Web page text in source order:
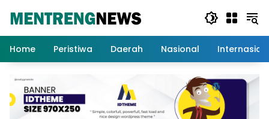
Home
Peristiwa Daerah Nasional